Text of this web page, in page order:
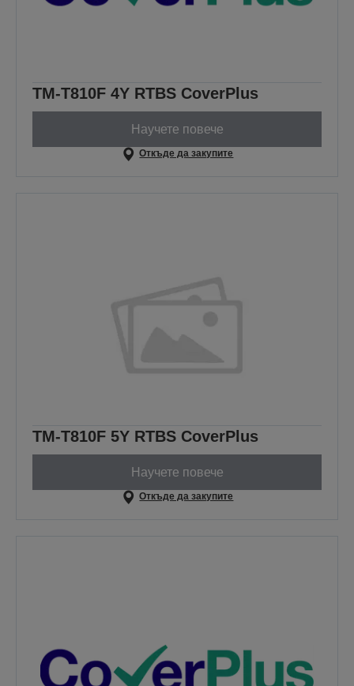
TM-T810F 4Y RTBS CoverPlus
Научете повече
Откъде да закупите
TM-T810F 5Y RTBS CoverPlus
Научете повече
Откъде да закупите